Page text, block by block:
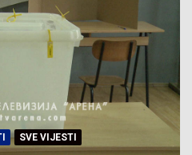
SVE VIJESTI